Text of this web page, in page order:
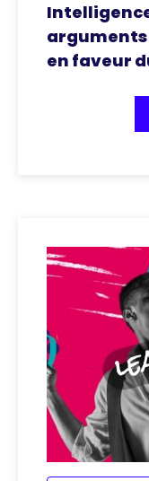
en faveur